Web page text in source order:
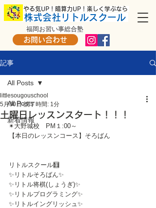
​ やる気UP！暗算力UP！楽しく学ぶなら
株式会社リトルスクール
お問い合わせ
福岡お習い事総合塾
記事
All Posts
新着情報
All Posts
土曜日レッスンスタート！！！
littlesougouschool
5月30日 読了時間: 1分
✴大野城校　PM１:00～
【本日のレッスンコース】そろばん
リトルスクール🧮
✨リトルそろばん✨
✨リトル将棋(しょうぎ)✨
✨リトルプログラミング✨
✨リトルイングリッシュ✨